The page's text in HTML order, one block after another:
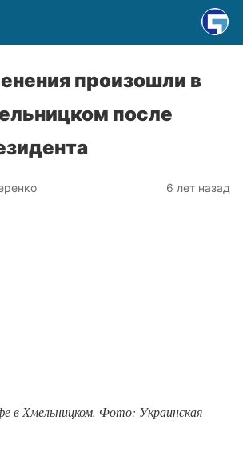
произошли в
после
6 лет назад
в Хмельницком. Фото: Украинская